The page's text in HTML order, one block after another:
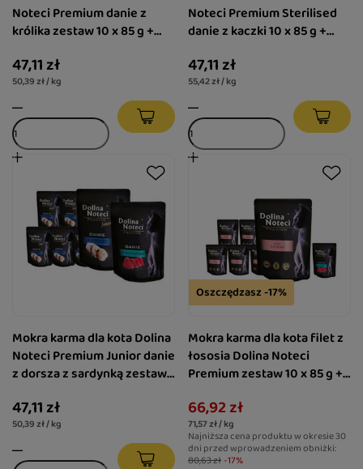
Noteci Premium danie z
królika zestaw 10 x 85 g +
47,11 zł
50,39 zł / kg
Noteci Premium Sterilised
danie z kaczki 10 x 85 g +
47,11 zł
55,42 zł / kg
Mokra karma dla kota Dolina
Noteci Premium Junior danie
z dorsza z sardynką zestaw
85 g gratis
47,11 zł
50,39 zł / kg
Oszczędzasz -17%
Mokra karma dla kota filet z
łososia Dolina Noteci
Premium zestaw 10 x 85 g +
66,92 zł
71,57 zł / kg
Najniższa cena produktu w okresie 30
dni przed wprowadzeniem obniżki:
80,63 zł -17%